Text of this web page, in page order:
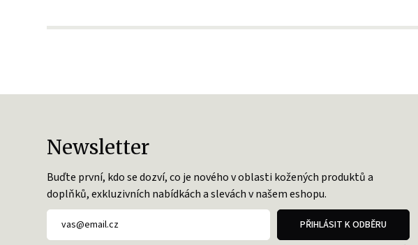
Newsletter
Buďte první, kdo se dozví, co je nového v oblasti kožených produktů a
doplňků, exkluzivních nabídkách a slevách v našem eshopu.
PŘIHLÁSIT K ODBĚRU